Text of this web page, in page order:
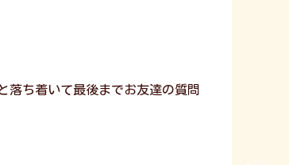
落ち着いて最後までお友達の質問